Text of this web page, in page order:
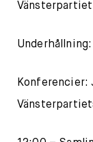
Konferencier: